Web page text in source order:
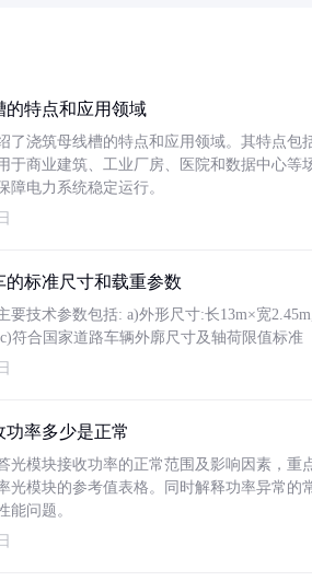
的特点和应用领域
了浇筑母线槽的特点和应用领域。其特点包
于商业建筑、工业厂房、医院和数据中心等
障电力系统稳定运行。
的标准尺寸和载重参数
要技术参数包括: a)外形尺寸:长13m×宽
符合国家道路车辆外廓尺寸及轴荷限值标准
功率多少是正常
光模块接收功率的正常范围及影响因素，重
光模块的参考值表格。同时解释功率异常
能问题。